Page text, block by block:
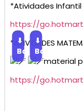
*Atividades
https://
*ATIVIDADES
⬇
Baixar
⬇
Baixar
material
https://